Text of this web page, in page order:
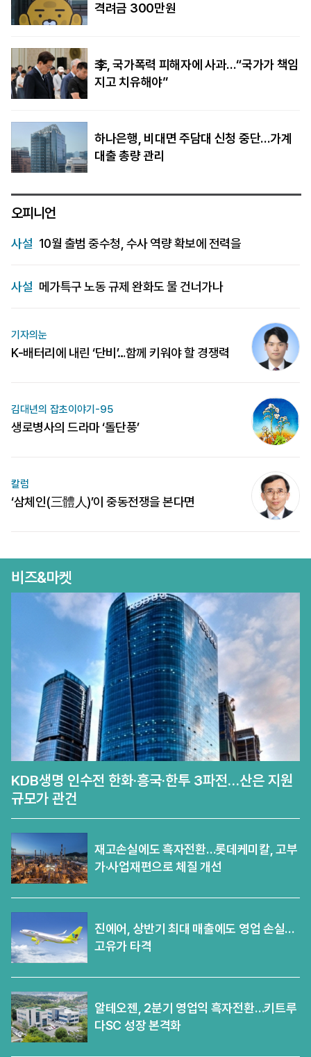
격려금 300만원
李, 국가폭력 피해자에 사과…“국가가 책임
지고 치유해야”
하나은행, 비대면 주담대 신청 중단…가계
대출 총량 관리
오피니언
사설 10월 출범 중수청, 수사 역량 확보에 전력을
사설 메가특구 노동 규제 완화도 물 건너가나
기자의눈
K-배터리에 내린 ‘단비’…함께 키워야 할 경쟁력
김대년의 잡초이야기-95
생로병사의 드라마 ‘돌단풍’
칼럼
‘삼체인(三體人)’이 중동전쟁을 본다면
비즈&마켓
KDB생명 인수전 한화·흥국·한투 3파전…산은 지원
규모가 관건
재고손실에도 흑자전환…롯데케미칼, 고부
가·사업재편으로 체질 개선
진에어, 상반기 최대 매출에도 영업 손실…
고유가 타격
알테오젠, 2분기 영업익 흑자전환…키트루
다SC 성장 본격화